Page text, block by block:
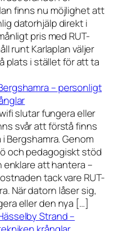
finns nu möjlighet att
datorhjälp direkt i
pris med RUT-
runt Karlaplan väljer
plats i stället för att ta
– personligt
slutar fungera eller
svår att förstå finns
Bergshamra. Genom
och pedagogiskt stöd
enklare att hantera –
tack vare RUT-
När datorn låser sig,
eller den nya […]
Strand –